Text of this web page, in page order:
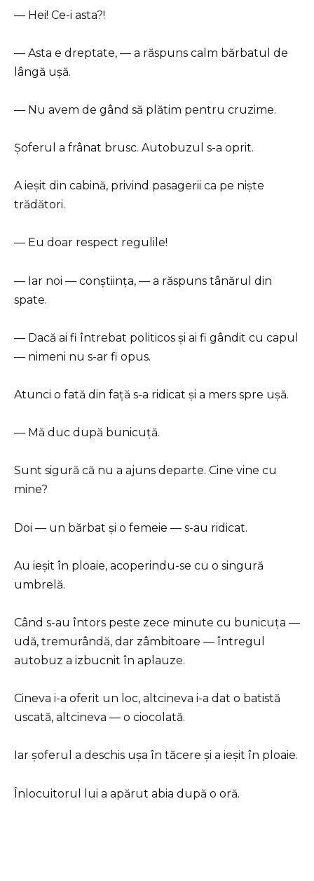
— Hei! Ce-i asta?!
— Asta e dreptate, — a răspuns calm bărbatul de
lângă ușă.
— Nu avem de gând să plătim pentru cruzime.
Șoferul a frânat brusc. Autobuzul s-a oprit.
A ieșit din cabină, privind pasagerii ca pe niște
trădători.
— Eu doar respect regulile!
— Iar noi — conștiința, — a răspuns tânărul din
spate.
— Dacă ai fi întrebat politicos și ai fi gândit cu capul
— nimeni nu s-ar fi opus.
Atunci o fată din față s-a ridicat și a mers spre ușă.
— Mă duc după bunicuță.
Sunt sigură că nu a ajuns departe. Cine vine cu
mine?
Doi — un bărbat și o femeie — s-au ridicat.
Au ieșit în ploaie, acoperindu-se cu o singură
umbrelă.
Când s-au întors peste zece minute cu bunicuța —
udă, tremurândă, dar zâmbitoare — întregul
autobuz a izbucnit în aplauze.
Cineva i-a oferit un loc, altcineva i-a dat o batistă
uscată, altcineva — o ciocolată.
Iar șoferul a deschis ușa în tăcere și a ieșit în ploaie.
Înlocuitorul lui a apărut abia după o oră.